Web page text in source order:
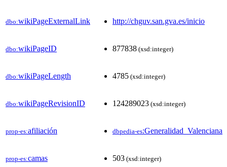
dbo:wikiPageExternalLink http://chguv.san.gva.es/inicio
dbo:wikiPageID 877838 (xsd:integer)
dbo:wikiPageLength 4785 (xsd:integer)
dbo:wikiPageRevisionID 124289023 (xsd:integer)
prop-es:afiliación dbpedia-es:Generalidad_Valenciana
prop-es:camas 503 (xsd:integer)